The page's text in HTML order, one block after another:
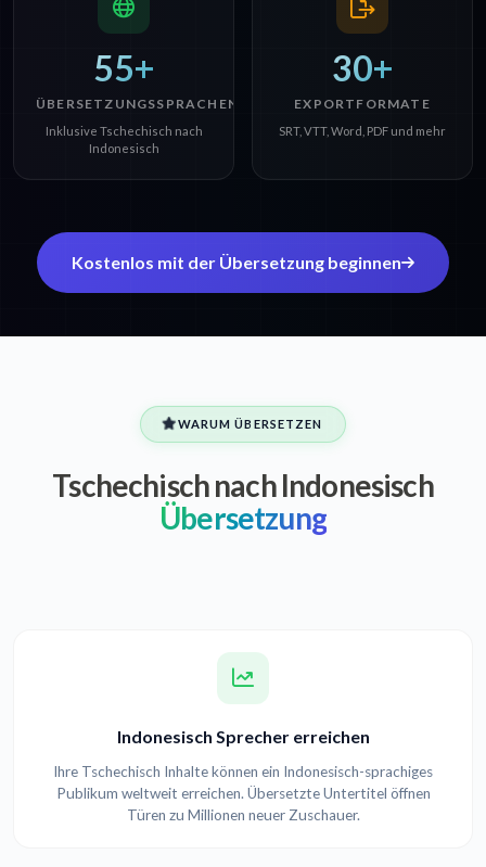
55+
ÜBERSETZUNGSSPRACHEN
Inklusive Tschechisch nach
Indonesisch
30+
EXPORTFORMATE
SRT, VTT, Word, PDF und mehr
Kostenlos mit der Übersetzung beginnen
WARUM ÜBERSETZEN
Tschechisch nach Indonesisch
Übersetzung
Indonesisch Sprecher erreichen
Ihre Tschechisch Inhalte können ein Indonesisch-sprachiges
Publikum weltweit erreichen. Übersetzte Untertitel öffnen
Türen zu Millionen neuer Zuschauer.